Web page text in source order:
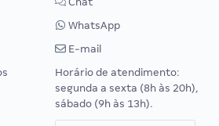
WhatsApp
E-mail
Horário de atendimento:
segunda a sexta (8h às 20h),
sábado (9h às 13h).